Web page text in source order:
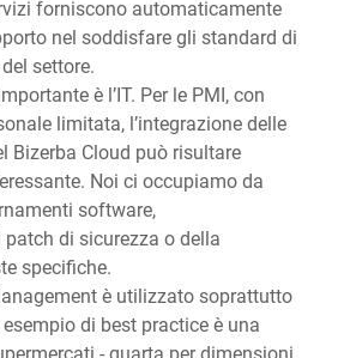
forniscono automaticamente
nel soddisfare gli standard di
settore.
è l’IT. Per le PMI, con
limitata, l’integrazione delle
Bizerba Cloud può risultare
Noi ci occupiamo da
software,
di sicurezza o della
specifiche.
è utilizzato soprattutto
di best practice è una
- quarta per dimensioni